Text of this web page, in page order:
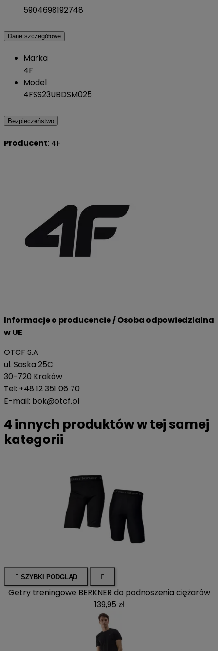
5904698192748
Dane szczegółowe
Marka
4F
Model
4FSS23UBDSM025
Bezpieczeństwo
Producent: 4F
Informacje o producencie / Osoba odpowiedzialna
w UE
OTCF S.A
ul. Saska 25C
30-720 Kraków
Tel: +48 12 351 06 70
E-mail: bok@otcf.pl
4 innych produktów w tej samej
kategorii
 SZYBKI PODGLĄD 
Getry treningowe BERKNER do podnoszenia ciężarów
139,95 zł